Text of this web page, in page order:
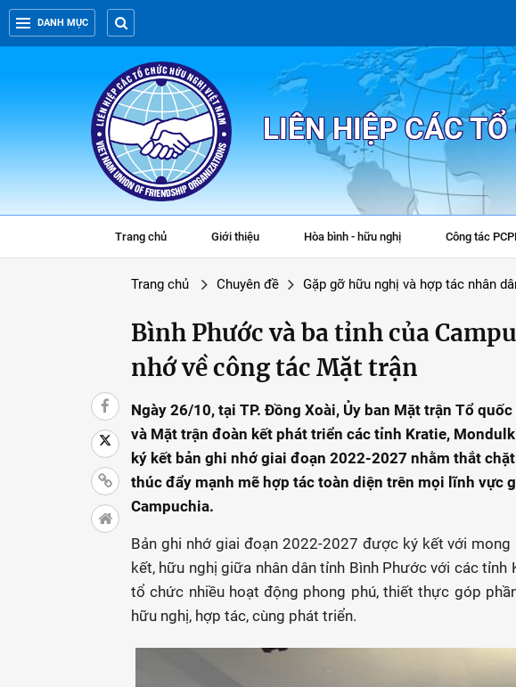
DANH MỤC
LIÊN HIỆP CÁC
Trang chủ Giới thiệu Hòa bình - hữu nghị Công tác
Trang chủ Chuyên đề Gặp gỡ hữu nghị và hợp tác nhân
Bình Phước và ba tỉnh của
nhớ về công tác Mặt trận
Ngày 26/10, tại TP. Đồng Xoài, Ủy ban Mặt trận Tổ
và Mặt trận đoàn kết phát triển các tỉnh Kratie,
ký kết bản ghi nhớ giai đoạn 2022-2027 nhằm thắt
thúc đẩy mạnh mẽ hợp tác toàn diện trên mọi lĩnh vực
Campuchia.
Bản ghi nhớ giai đoạn 2022-2027 được ký kết với
kết, hữu nghị giữa nhân dân tỉnh Bình Phước với các
tổ chức nhiều hoạt động phong phú, thiết thực góp
hữu nghị, hợp tác, cùng phát triển.